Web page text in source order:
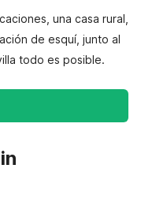
una casa rural,
de esquí, junto al
todo es posible.